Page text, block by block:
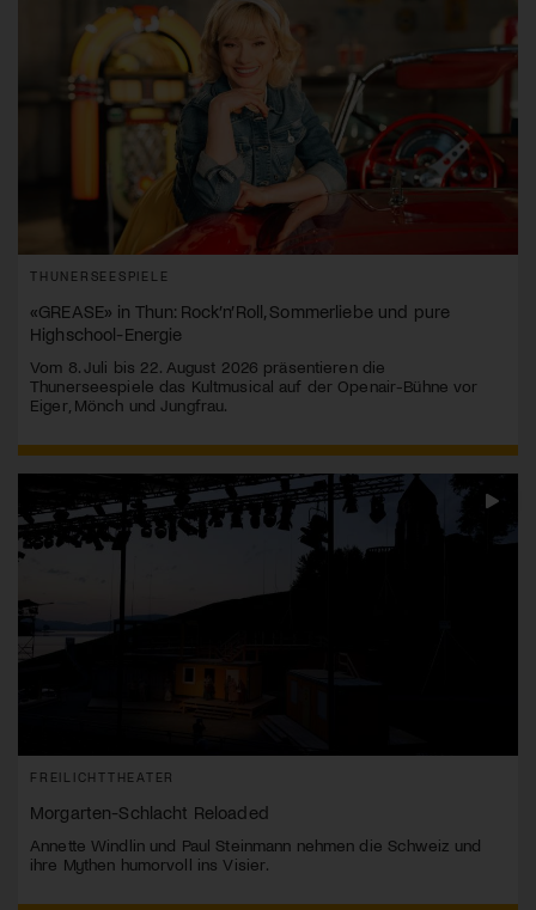
THUNERSEESPIELE
«GREASE» in Thun: Rock’n’Roll, Sommerliebe und pure
Highschool-Energie
Vom 8. Juli bis 22. August 2026 präsentieren die
Thunerseespiele das Kultmusical auf der Openair-Bühne vor
Eiger, Mönch und Jungfrau.
FREILICHTTHEATER
Morgarten-Schlacht Reloaded
Annette Windlin und Paul Steinmann nehmen die Schweiz und
ihre Mythen humorvoll ins Visier.